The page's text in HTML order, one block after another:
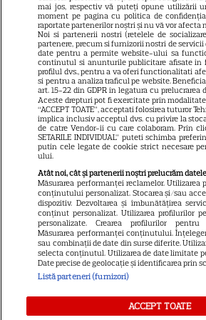
bunicii sau
din familie.
Cum trebuie
Jorge,
găsit
devastat. Ce
turiștii este
Fiul Deei și
intrat la un
din
fără
mai jos, respectiv vă puteți opune utilizării
moment pe pagina cu politica de
raportate partenerilor noștri și nu vă vor afecta
Noi si partenerii nostri (retelele de
partenere, precum si furnizorii nostri de
date pentru a permite website-ului sa
continutul si anunturile publicitare afisate in
profilul dvs., pentru a va oferi functionalitati
si pentru a analiza traficul pe website.
art. 15-22 din GDPR in legatura cu prelucrarea
Aceste drepturi pot fi exercitate prin
“ACCEPT TOATE”, acceptati folosirea tuturor
implica inclusiv acceptul dvs. cu privire la
de catre Vendor-ii cu care colaboram. Prin
SETARILE INDIVIDUAL” puteti schimba
putin cele legate de cookie strict necesare
ului.
Atât noi, cât și partenerii noștri prelucrăm
Măsurarea performanței reclamelor. Utilizarea
conținutului personalizat. Stocarea și/sau
dispozitiv. Dezvoltarea și îmbunătățirea
conținut personalizat. Utilizarea profilurilor
personalizate. Crearea profilurilor pentru
Măsurarea performanței conținutului.
sau combinații de date din surse diferite.
selecta conținutul. Utilizarea de date limitate
Date precise de geolocație și identificarea prin
Listă parteneri (furnizori)
ACCEPT TOATE